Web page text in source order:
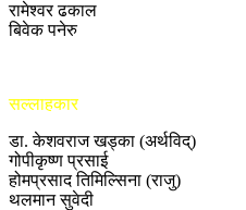
रामेश्वर ढकाल
बिवेक पनेरु
सल्लाहकार
डा. केशवराज खड्का (अर्थविद्)
गोपीकृष्ण प्रसाई
होमप्रसाद तिमिल्सिना (राजु)
थलमान सुवेदी